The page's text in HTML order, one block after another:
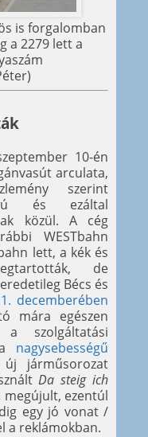
is forgalomban
a 2279 lett a
10-én
arculata,
szerint
és ezáltal
közül. A cég
WESTbahn
lett, a kék és
de
Bécs és
decemberében
mára egészen
szolgáltatási
nagysebességű
járműsorozat
Da steig ich
megújult, ezentúl
egy jó vonat /
a reklámokban.